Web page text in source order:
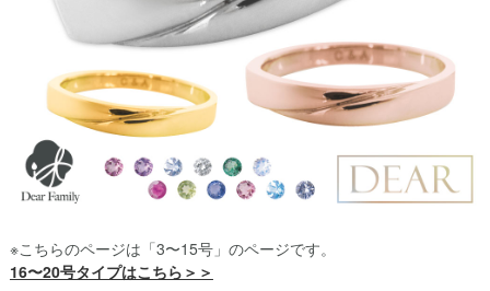
※こちらのページは「3〜15号」のページです。
16〜20号タイプはこちら＞＞